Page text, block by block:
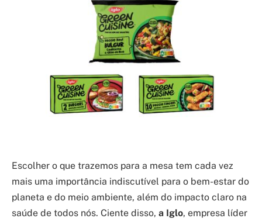
Escolher o que trazemos para a mesa tem cada vez
mais uma importância indiscutível para o bem-estar do
planeta e do meio ambiente, além do impacto claro na
saúde de todos nós. Ciente disso, a Iglo, empresa líder